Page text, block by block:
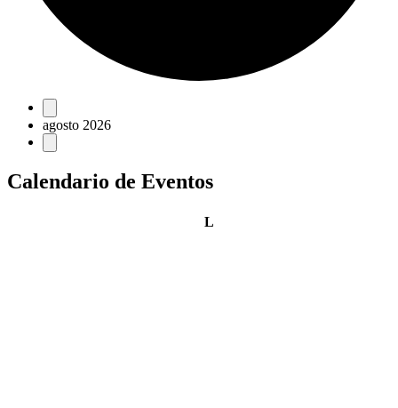
Eventos
agosto 2026
Calendario de Eventos
Llunes